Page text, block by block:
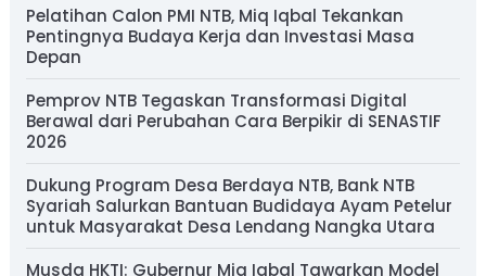
Pelatihan Calon PMI NTB, Miq Iqbal Tekankan
Pentingnya Budaya Kerja dan Investasi Masa
Depan
Pemprov NTB Tegaskan Transformasi Digital
Berawal dari Perubahan Cara Berpikir di SENASTIF
2026
Dukung Program Desa Berdaya NTB, Bank NTB
Syariah Salurkan Bantuan Budidaya Ayam Petelur
untuk Masyarakat Desa Lendang Nangka Utara
Musda HKTI: Gubernur Miq Iqbal Tawarkan Model